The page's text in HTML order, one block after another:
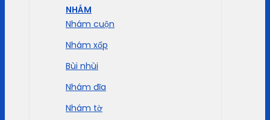
NHÁM
Nhám cuộn
Nhám xốp
Bùi nhùi
Nhám đĩa
Nhám tờ